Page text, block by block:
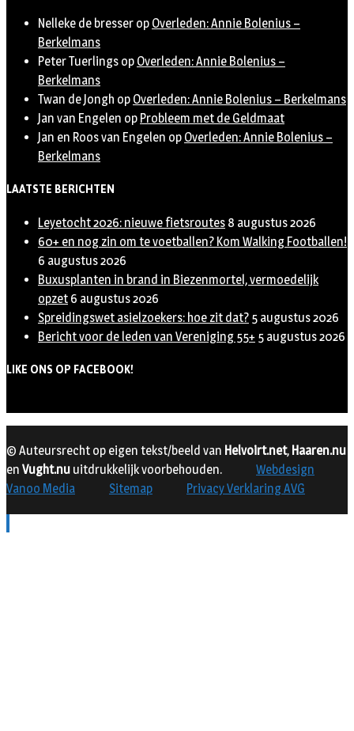
Nelleke de bresser op Overleden: Annie Bolenius –
Berkelmans
Peter Tuerlings op Overleden: Annie Bolenius –
Berkelmans
Twan de Jongh op Overleden: Annie Bolenius – Berkelmans
Jan van Engelen op Probleem met de Geldmaat
Jan en Roos van Engelen op Overleden: Annie Bolenius –
Berkelmans
LAATSTE BERICHTEN
Leyetocht 2026: nieuwe fietsroutes 8 augustus 2026
60+ en nog zin om te voetballen? Kom Walking Footballen!
6 augustus 2026
Buxusplanten in brand in Biezenmortel, vermoedelijk
opzet 6 augustus 2026
Spreidingswet asielzoekers: hoe zit dat? 5 augustus 2026
Bericht voor de leden van Vereniging 55+ 5 augustus 2026
LIKE ONS OP FACEBOOK!
© Auteursrecht op eigen tekst/beeld van Helvoirt.net, Haaren.nu
en Vught.nu uitdrukkelijk voorbehouden.
Webdesign
Vanoo Media
Sitemap Privacy Verklaring AVG